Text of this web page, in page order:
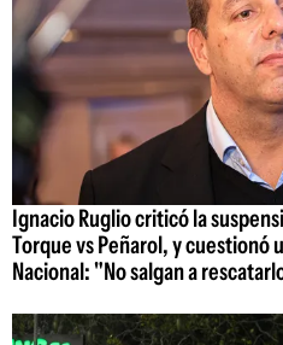
Ignacio Ruglio criticó la
Torque vs Peñarol, y
Nacional: "No salgan a